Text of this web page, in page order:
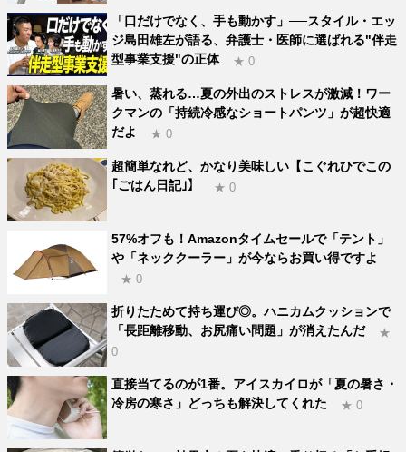
「口だけでなく、手も動かす」──スタイル・エッ
ジ島田雄左が語る、弁護士・医師に選ばれる"伴走
型事業支援"の正体
★ 0
暑い、蒸れる…夏の外出のストレスが激減！ワー
クマンの「持続冷感なショートパンツ」が超快適
だよ
★ 0
超簡単なれど、かなり美味しい【こぐれひでこの
｢ごはん日記｣】
★ 0
57%オフも！Amazonタイムセールで「テント」
や「ネッククーラー」が今ならお買い得ですよ
★ 0
折りたためて持ち運び◎。ハニカムクッションで
「長距離移動、お尻痛い問題」が消えたんだ
★
0
直接当てるのが1番。アイスカイロが「夏の暑さ・
冷房の寒さ」どっちも解決してくれた
★ 0